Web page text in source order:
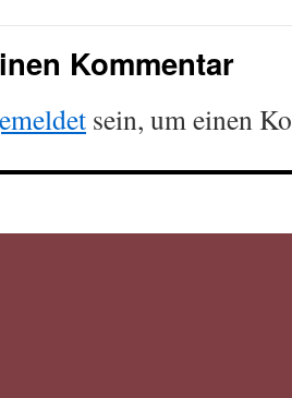
Kommentar
sein, um einen